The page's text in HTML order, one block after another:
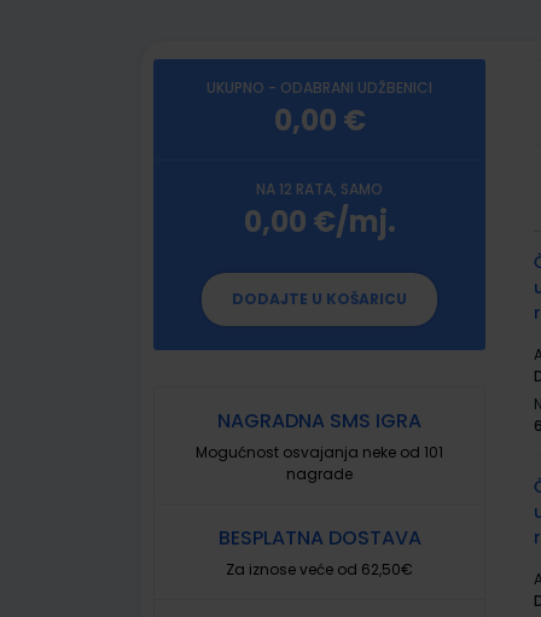
UKUPNO - ODABRANI UDŽBENICI
0,00 €
NA 12 RATA, SAMO
0,00 €/mj.
DODAJTE U KOŠARICU
NAGRADNA SMS IGRA
Mogućnost osvajanja neke od 101
nagrade
BESPLATNA DOSTAVA
Za iznose veće od 62,50€